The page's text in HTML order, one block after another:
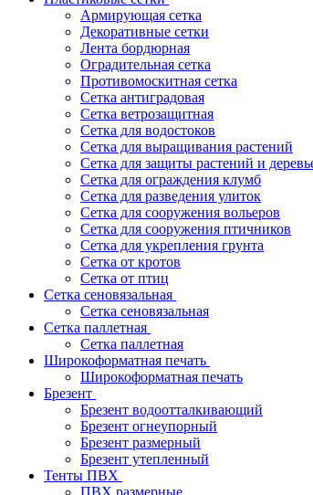
Армирующая сетка
Декоративные сетки
Лента бордюрная
Оградительная сетка
Противомоскитная сетка
Сетка антиградовая
Сетка ветрозащитная
Сетка для водостоков
Сетка для выращивания растений
Сетка для защиты растений и
Сетка для ограждения клумб
Сетка для разведения улиток
Сетка для сооружения вольеров
Сетка для сооружения птичников
Сетка для укрепления грунта
Сетка от кротов
Сетка от птиц
Сетка сеновязальная
Сетка сеновязальная
Сетка паллетная
Сетка паллетная
Широкоформатная печать
Широкоформатная печать
Брезент
Брезент водоотталкивающий
Брезент огнеупорный
Брезент размерный
Брезент утепленный
Тенты ПВХ
ПВХ размерные